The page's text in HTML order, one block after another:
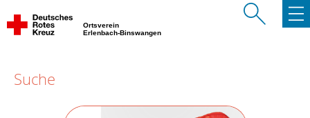
Ortsverein
Erlenbach-Binswangen
Suche